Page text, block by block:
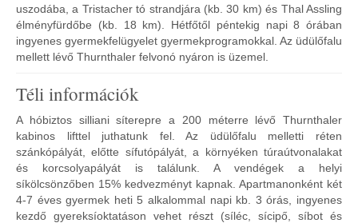
uszodába, a Tristacher tó strandjára (kb. 30 km) és Thal Assling
élményfürdőbe (kb. 18 km). Hétfőtől péntekig napi 8 órában
ingyenes gyermekfelügyelet gyermekprogramokkal. Az üdülőfalu
mellett lévő Thurnthaler felvonó nyáron is üzemel.
Téli információk
A hóbiztos silliani síterepre a 200 méterre lévő Thurnthaler
kabinos lifttel juthatunk fel. Az üdülőfalu melletti réten
szánkópályát, előtte sífutópályát, a környéken túraútvonalakat
és korcsolyapályát is találunk. A vendégek a helyi
síkölcsönzőben 15% kedvezményt kapnak. Apartmanonként két
4-7 éves gyermek heti 5 alkalommal napi kb. 3 órás, ingyenes
kezdő gyereksíoktatáson vehet részt (síléc, sícipő, síbot és